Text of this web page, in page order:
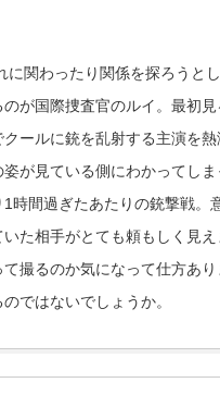
関わったり関係を探ろうと
が国際捜査官のルイ。最初
ールに銃を乱射する主演を
が見ている側にわかってし
時間過ぎたあたりの銃撃戦。
た相手がとても頼もしく見
撮るのか気になって仕方あ
ではないでしょうか。